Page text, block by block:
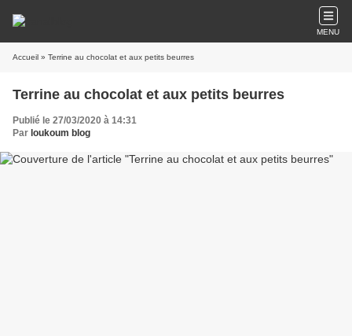
MENU
Accueil » Terrine au chocolat et aux petits beurres
Terrine au chocolat et aux petits beurres
Publié le 27/03/2020 à 14:31
Par loukoum blog